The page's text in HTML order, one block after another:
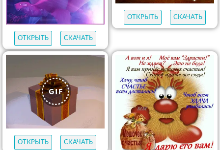
ОТКРЫТЬ СКАЧАТЬ
ОТКРЫТЬ СКАЧАТЬ
ОТКРЫТЬ СКАЧАТЬ